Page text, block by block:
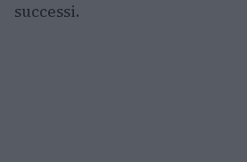
successi.